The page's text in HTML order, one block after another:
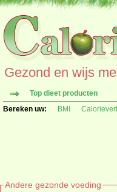
Gezond en wijs
Top dieet producten
Bereken uw:
BMI
Andere gezonde voeding